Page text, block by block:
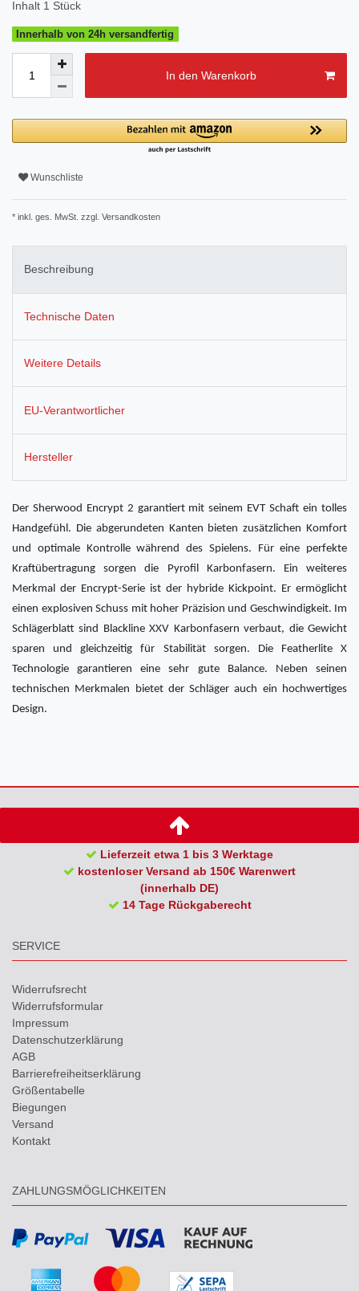
Inhalt 1 Stück
Innerhalb von 24h versandfertig
In den Warenkorb
Wunschliste
* inkl. ges. MwSt. zzgl. Versandkosten
Beschreibung
Technische Daten
Weitere Details
EU-Verantwortlicher
Hersteller
Der Sherwood Encrypt 2 garantiert mit seinem EVT Schaft ein tolles
Handgefühl. Die abgerundeten Kanten bieten zusätzlichen Komfort
und optimale Kontrolle während des Spielens. Für eine perfekte
Kraftübertragung sorgen die Pyrofil Karbonfasern. Ein weiteres
Merkmal der Encrypt-Serie ist der hybride Kickpoint. Er ermöglicht
einen explosiven Schuss mit hoher Präzision und Geschwindigkeit. Im
Schlägerblatt sind Blackline XXV Karbonfasern verbaut, die Gewicht
sparen und gleichzeitig für Stabilität sorgen. Die Featherlite X
Technologie garantieren eine sehr gute Balance. Neben seinen
technischen Merkmalen bietet der Schläger auch ein hochwertiges
Design.
Lieferzeit etwa 1 bis 3 Werktage
kostenloser Versand ab 150€ Warenwert
(innerhalb DE)
14 Tage Rückgaberecht
SERVICE
Widerrufs­recht
Widerrufs­formular
Impressum
Daten­schutz­erklärung
AGB
Barrierefreiheitserklärung
Größentabelle
Biegungen
Versand
Kontakt
ZAHLUNGSMÖGLICHKEITEN